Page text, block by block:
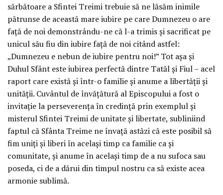
sărbătoare a Sfintei Treimi trebuie să ne lăsăm inimile
pătrunse de această mare iubire pe care Dumnezeu o are
față de noi demonstrându-ne că l-a trimis și sacrificat pe
unicul său fiu din iubire față de noi citând astfel:
„Dumnezeu e nebun de iubire pentru noi!” Tot așa și
Duhul Sfânt este iubirea perfectă dintre Tatăl și Fiul – acel
raport care există și într-o familie și anume a libertății și
unității. Cuvântul de învățătură al Episcopului a fost o
invitație la perseverența în credință prin exemplul și
misterul Sfintei Treimi de unitate și libertate, subliniind
faptul că Sfânta Treime ne învață astăzi că este posibil să
fim uniți și liberi în același timp ca familie ca și
comunitate, și anume în același timp de a nu sufoca sau
poseda, ci de a dărui din timpul nostru ca să existe acea
armonie sublimă.